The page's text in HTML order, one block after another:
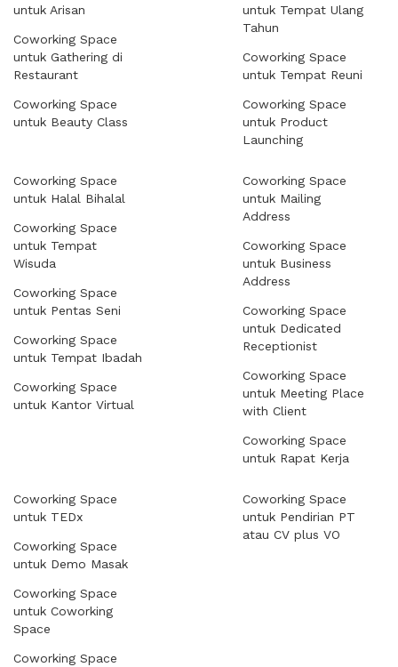
untuk Arisan
Coworking Space
untuk Gathering di
Restaurant
Coworking Space
untuk Beauty Class
untuk Tempat Ulang
Tahun
Coworking Space
untuk Tempat Reuni
Coworking Space
untuk Product
Launching
Coworking Space
untuk Halal Bihalal
Coworking Space
untuk Tempat
Wisuda
Coworking Space
untuk Pentas Seni
Coworking Space
untuk Tempat Ibadah
Coworking Space
untuk Kantor Virtual
Coworking Space
untuk Mailing
Address
Coworking Space
untuk Business
Address
Coworking Space
untuk Dedicated
Receptionist
Coworking Space
untuk Meeting Place
with Client
Coworking Space
untuk Rapat Kerja
Coworking Space
untuk TEDx
Coworking Space
untuk Demo Masak
Coworking Space
untuk Coworking
Space
Coworking Space
Coworking Space
untuk Pendirian PT
atau CV plus VO